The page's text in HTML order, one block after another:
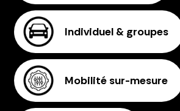
Individuel & groupes
Mobilité sur-mesure